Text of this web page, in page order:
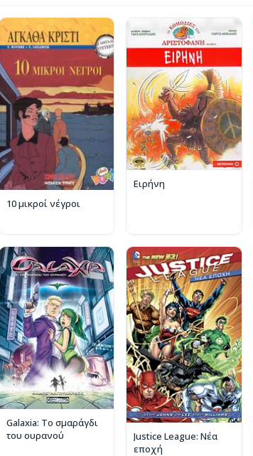
10 μικροί νέγροι
Ειρήνη
Galaxia: Το σμαράγδι
του ουρανού
Justice League: Νέα
εποχή